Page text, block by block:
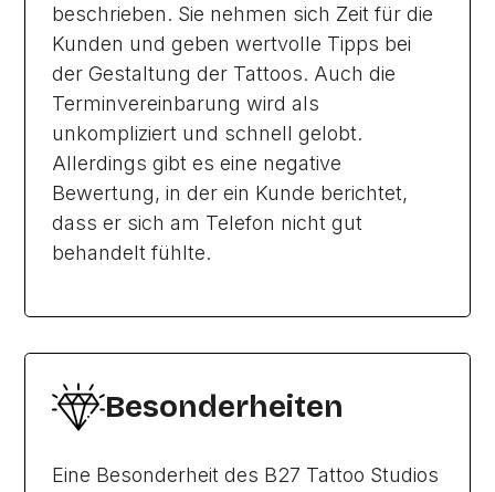
beschrieben. Sie nehmen sich Zeit für die
Kunden und geben wertvolle Tipps bei
der Gestaltung der Tattoos. Auch die
Terminvereinbarung wird als
unkompliziert und schnell gelobt.
Allerdings gibt es eine negative
Bewertung, in der ein Kunde berichtet,
dass er sich am Telefon nicht gut
behandelt fühlte.
Besonderheiten
Eine Besonderheit des B27 Tattoo Studios